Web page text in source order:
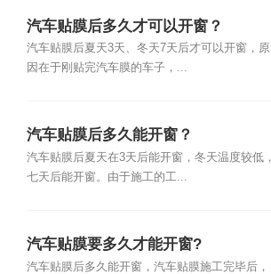
汽车贴膜后多久才可以开窗？
汽车贴膜后夏天3天、冬天7天后才可以开窗，原
因在于刚贴完汽车膜的车子，...
汽车贴膜后多久能开窗？
汽车贴膜后夏天在3天后能开窗，冬天温度较低，
七天后能开窗。由于施工的工...
汽车贴膜要多久才能开窗?
汽车贴膜后多久能开窗，汽车贴膜施工完毕后，